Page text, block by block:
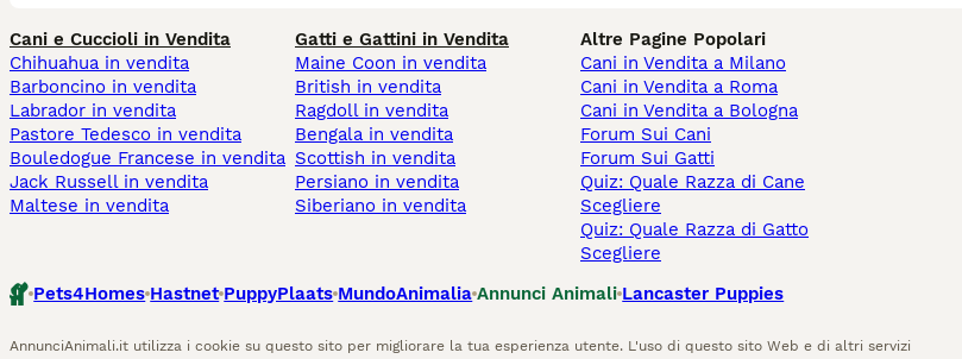
Cani e Cuccioli in Vendita
Chihuahua in vendita
Barboncino in vendita
Labrador in vendita
Pastore Tedesco in vendita
Bouledogue Francese in vendita
Jack Russell in vendita
Maltese in vendita
Gatti e Gattini in Vendita
Maine Coon in vendita
British in vendita
Ragdoll in vendita
Bengala in vendita
Scottish in vendita
Persiano in vendita
Siberiano in vendita
Altre Pagine Popolari
Cani in Vendita a Milano
Cani in Vendita a Roma
Cani in Vendita a Bologna
Forum Sui Cani
Forum Sui Gatti
Quiz: Quale Razza di Cane
Scegliere
Quiz: Quale Razza di Gatto
Scegliere
Pets4Homes Hastnet PuppyPlaats MundoAnimalia Annunci Animali Lancaster Puppies
AnnunciAnimali.it utilizza i cookie su questo sito per migliorare la tua esperienza utente. L'uso di questo sito Web e di altri servizi